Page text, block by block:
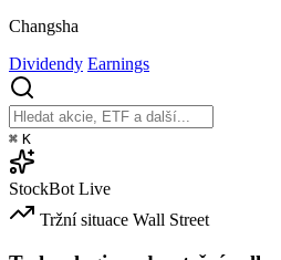
Changsha
Dividendy Earnings
⌘ K
StockBot Live
Tržní situace Wall Street